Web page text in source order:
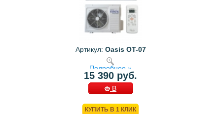
Артикул: Oasis OT-07
Подробнее »
15 390 руб.
В
КУПИТЬ В 1 КЛИК